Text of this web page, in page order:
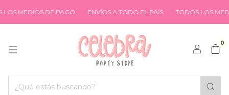
MEDIOS DE PAGO ENVÍOS A TODO EL PAÍS TODOS LOS
0